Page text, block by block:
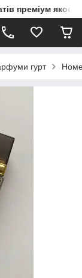
преміум
гурт